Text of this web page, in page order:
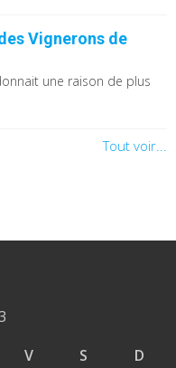
Vignerons de
une raison de plus
Tout voir...
V S
D